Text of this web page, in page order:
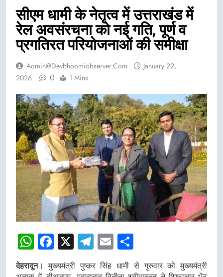
सीएम धामी के नेतृत्व में उत्तराखंड में
रेल अवसंरचना को नई गति, पूर्ण व
प्रगतिरत परियोजनाओं की समीक्षा
Admin@devbhoomiobserver.com
January 22,
2026
0 1 Mins
WhatsApp
Facebook
X Telegram
Email
देहरादून। मुख्यमंत्री पुष्कर सिंह धामी से गुरुवार को मुख्यमंत्री